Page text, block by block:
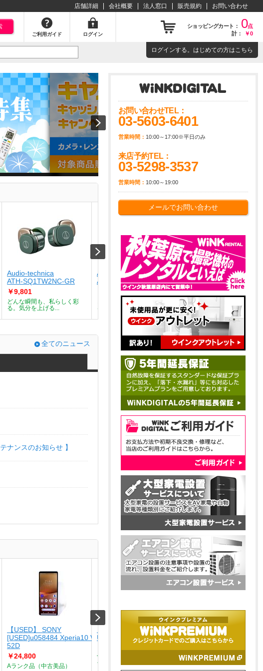
店舗詳細 会社概要 法人窓口 販売規約 お問い合わせ
ご利用ガイド ログイン
ショッピングカート： 0点
計：
￥0
大型家電の設置・取付についてを詳しくご説明いたします！！
ログインする。はじめての方はこちら
Audio-technica
ATH-SQ1TW2NC-GR
￥9,801
どんな瞬間も、私らしく彩
る。気分を上げる...
Audio-technica
ATH-SQ1TW2NC-CA
￥9,801
どんな瞬間も、私らしく彩
る。気分を上げる...
Audio-technica
ATH-SQ1TW2NC-BK
￥9,801
どんな瞬間も、私らしく彩
る。気分を上げる...
全てのニュース
ナンスのお知らせ 】
【USED】 SONY
[USED]u058484 Xperia10 V SO-
52D
￥24,800
Aランク品（中古美品）
【未使用品】 ナカバヤシ
USA-CHD6BK
￥4,280
Type-C ? HDMIディスプレイ
ア...
【USED】 APPLE
[USED]u059147
￥164,800
Aランク品（中古美品）
お問い合わせTEL：
03-5603-6401
営業時間： 10:00～17:00※平日のみ
来店予約TEL：
03-5298-3537
営業時間： 10:00～19:00
メールでお問い合わせ